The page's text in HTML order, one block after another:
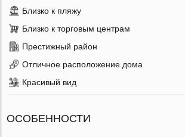
Близко к пляжу
Близко к торговым центрам
Престижный район
Отличное расположение дома
Красивый вид
ОСОБЕННОСТИ